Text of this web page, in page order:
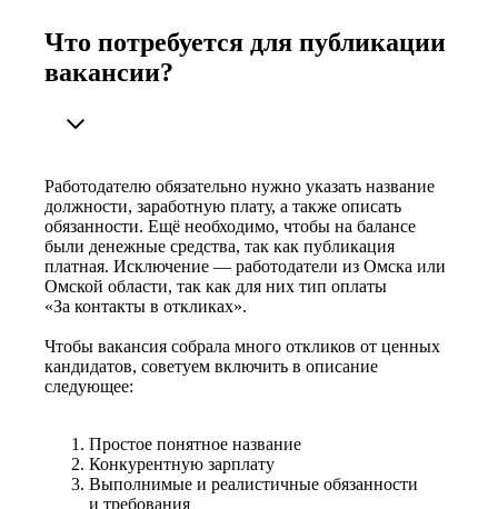
Что потребуется для публикации
вакансии?
Работодателю обязательно нужно указать название
должности, заработную плату, а также описать
обязанности. Ещё необходимо, чтобы на балансе
были денежные средства, так как публикация
платная. Исключение — работодатели из Омска или
Омской области, так как для них тип оплаты
«За контакты в откликах».
Чтобы вакансия собрала много откликов от ценных
кандидатов, советуем включить в описание
следующее:
Простое понятное название
Конкурентную зарплату
Выполнимые и реалистичные обязанности
и требования